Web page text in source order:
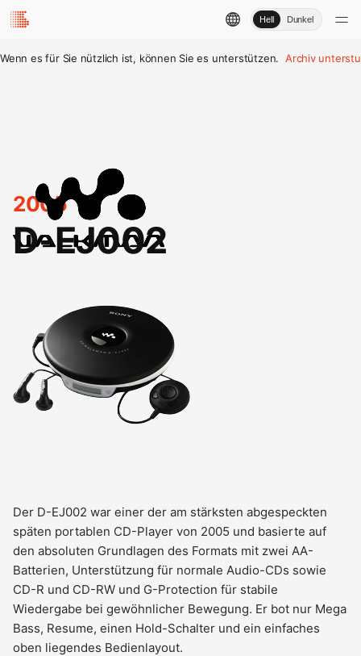
Hell Dunkel
Wenn es für Sie nützlich ist, können Sie es unterstützen. Archiv
2005
D-EJ002
Der D-EJ002 war einer der am stärksten abgespeckten
späten portablen CD-Player von 2005 und basierte auf
den absoluten Grundlagen des Formats mit zwei AA-
Batterien, Unterstützung für normale Audio-CDs sowie
CD-R und CD-RW und G-Protection für stabile
Wiedergabe bei gewöhnlicher Bewegung. Er bot nur Mega
Bass, Resume, einen Hold-Schalter und ein einfaches
oben liegendes Bedienlayout.